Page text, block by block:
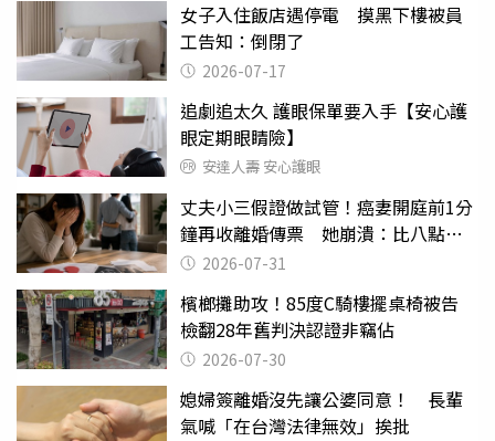
女子入住飯店遇停電 摸黑下樓被員
工告知：倒閉了
2026-07-17
追劇追太久 護眼保單要入手【安心護
眼定期眼睛險】
安達人壽 安心護眼
丈夫小三假證做試管！癌妻開庭前1分
鐘再收離婚傳票 她崩潰：比八點檔
還扯2026-07-31
檳榔攤助攻！85度C騎樓擺桌椅被告
檢翻28年舊判決認證非竊佔
2026-07-30
媳婦簽離婚沒先讓公婆同意！ 長輩
氣喊「在台灣法律無效」挨批